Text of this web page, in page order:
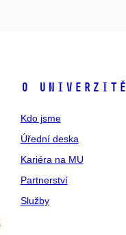
O univerzitě
Kdo jsme
Úřední deska
Kariéra na MU
Partnerství
Služby